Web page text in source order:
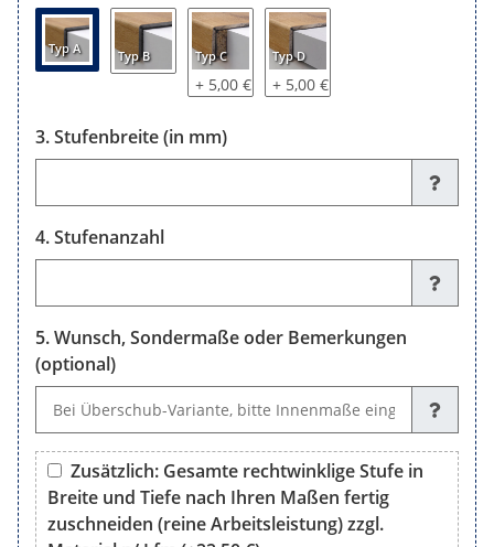
Typ A Typ B Typ C
+ 5,00 €
Typ D
+ 5,00 €
Stufenbreite (in mm)
Stufenanzahl
Wunsch, Sondermaße oder Bemerkungen
(optional)
Zusätzlich: Gesamte rechtwinklige Stufe in
Breite und Tiefe nach Ihren Maßen fertig
zuschneiden (reine Arbeitsleistung) zzgl.